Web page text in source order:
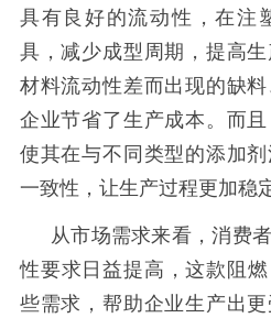
具有良好的流动性，在注
具，减少成型周期，提高
材料流动性差而出现的缺
企业节省了生产成本。而且
使其在与不同类型的添加
一致性，让生产过程更加稳
从市场需求来看，消费
性要求日益提高，这款阻燃
些需求，帮助企业生产出